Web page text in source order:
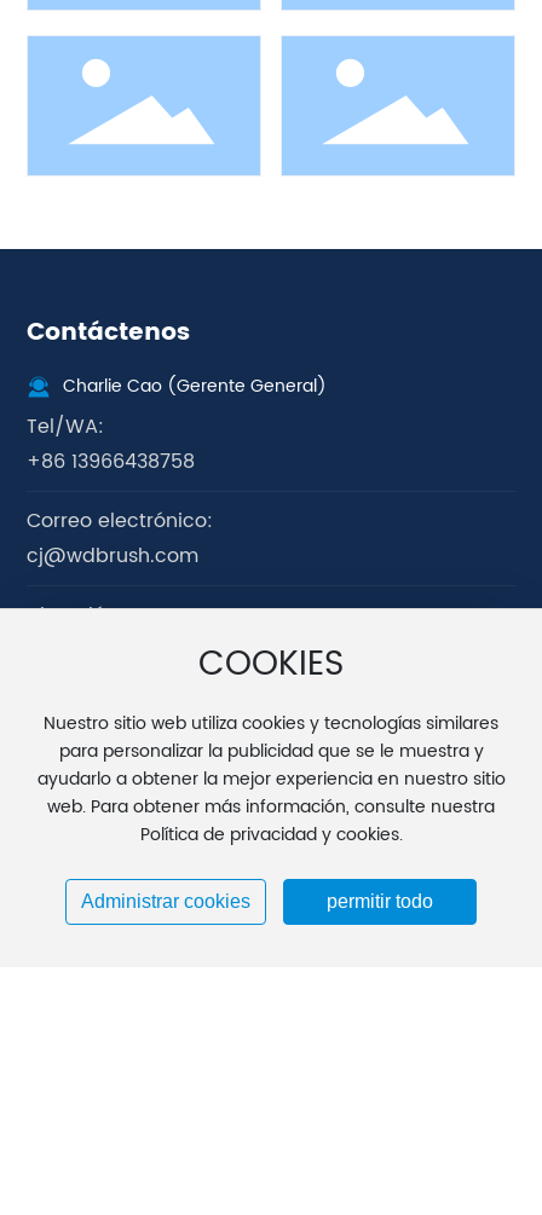
Contáctenos
Charlie Cao (Gerente General)
Tel/WA:
+86 13966438758
Correo electrónico:
cj@wdbrush.com
Dirección:
Edificio G, Parque Industrial de Brochas Yuantan,
Ciudad de Qianshan, Provincia de Anhui, China
Mensaje en línea
COOKIES
Nuestro sitio web utiliza cookies y tecnologías similares
para personalizar la publicidad que se le muestra y
ayudarlo a obtener la mejor experiencia en nuestro sitio
web. Para obtener más información, consulte nuestra
Política de privacidad y cookies.
Administrar cookies permitir todo
en ponerse en contacto con nosotros!